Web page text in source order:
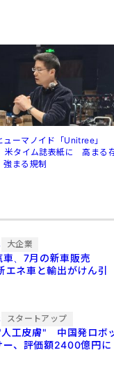
ューマノイド「Unitree」
米タイム誌表紙に 高まる
強まる規制
大企業
、7月の新車販売
ネ車と輸出がけん引
スタートアップ
工皮膚" 中国発ロボ
ー、評価額2400億円に